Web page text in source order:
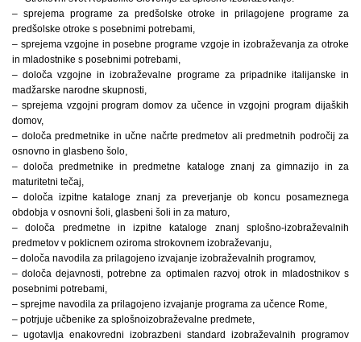
– sprejema programe za predšolske otroke in prilagojene programe za
predšolske otroke s posebnimi potrebami,
– sprejema vzgojne in posebne programe vzgoje in izobraževanja za otroke
in mladostnike s posebnimi potrebami,
– določa vzgojne in izobraževalne programe za pripadnike italijanske in
madžarske narodne skupnosti,
– sprejema vzgojni program domov za učence in vzgojni program dijaških
domov,
– določa predmetnike in učne načrte predmetov ali predmetnih področij za
osnovno in glasbeno šolo,
– določa predmetnike in predmetne kataloge znanj za gimnazijo in za
maturitetni tečaj,
– določa izpitne kataloge znanj za preverjanje ob koncu posameznega
obdobja v osnovni šoli, glasbeni šoli in za maturo,
– določa predmetne in izpitne kataloge znanj splošno-izobraževalnih
predmetov v poklicnem oziroma strokovnem izobraževanju,
– določa navodila za prilagojeno izvajanje izobraževalnih programov,
– določa dejavnosti, potrebne za optimalen razvoj otrok in mladostnikov s
posebnimi potrebami,
– sprejme navodila za prilagojeno izvajanje programa za učence Rome,
– potrjuje učbenike za splošnoizobraževalne predmete,
– ugotavlja enakovredni izobrazbeni standard izobraževalnih programov